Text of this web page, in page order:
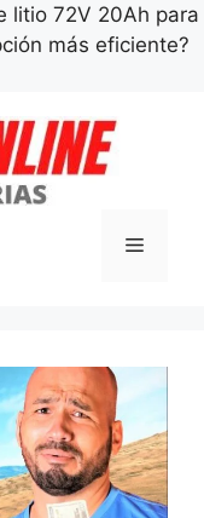
litio 72V 20Ah para
más eficiente?
Menú